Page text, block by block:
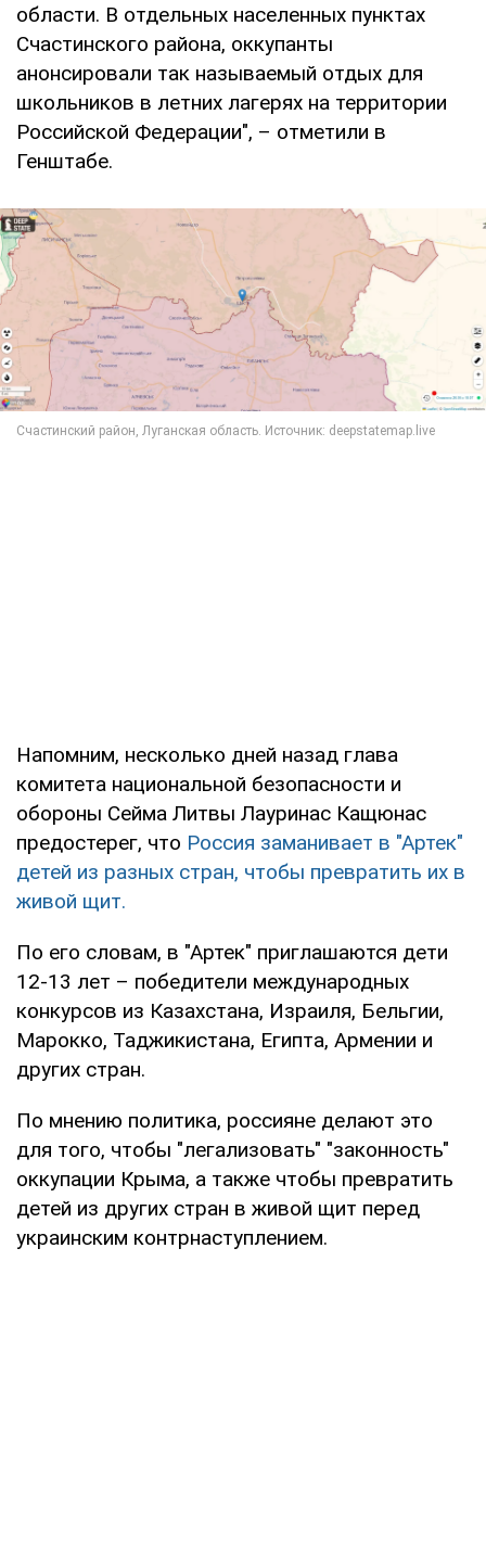
области. В отдельных населенных пунктах
Счастинского района, оккупанты
анонсировали так называемый отдых для
школьников в летних лагерях на территории
Российской Федерации", – отметили в
Генштабе.
Напомним, несколько дней назад глава
комитета национальной безопасности и
обороны Сейма Литвы Лауринас Кащюнас
предостерег, что Россия заманивает в "Артек"
детей из разных стран, чтобы превратить их в
живой щит.
По его словам, в "Артек" приглашаются дети
12-13 лет – победители международных
конкурсов из Казахстана, Израиля, Бельгии,
Марокко, Таджикистана, Египта, Армении и
других стран.
По мнению политика, россияне делают это
для того, чтобы "легализовать" "законность"
оккупации Крыма, а также чтобы превратить
детей из других стран в живой щит перед
украинским контрнаступлением.